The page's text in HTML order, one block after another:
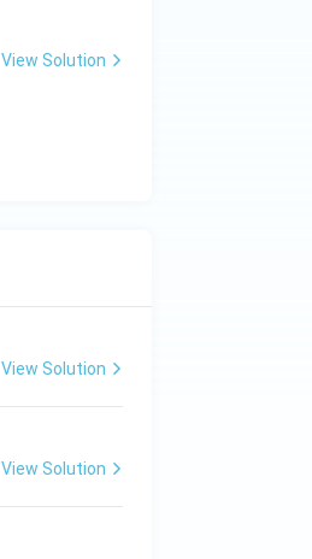
View Solution
View Solution
View Solution